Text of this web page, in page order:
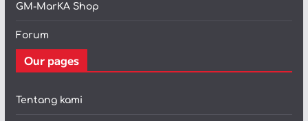
GM-MarKA Shop
Forum
Our pages
Tentang kami